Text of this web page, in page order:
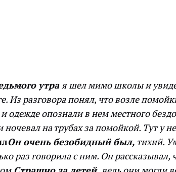
утрая шел мимо школы и
Из разговора понял, что возле
одежде опознали в нем местного
на трубах за помойкой. Тут у
Он очень безобидный был, тихий.
раз говорила с ним. Он рассказывал,